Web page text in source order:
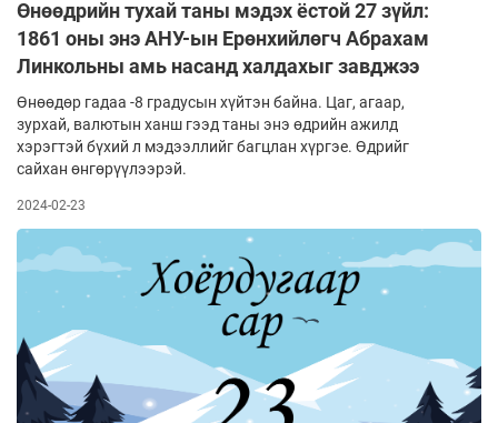
Өнөөдрийн тухай таны мэдэх ёстой 27 зүйл:
1861 оны энэ АНУ-ын Ерөнхийлөгч Абрахам
Линкольны амь насанд халдахыг завджээ
Өнөөдөр гадаа -8 градусын хүйтэн байна. Цаг, агаар,
зурхай, валютын ханш гээд таны энэ өдрийн ажилд
хэрэгтэй бүхий л мэдээллийг багцлан хүргэе. Өдрийг
сайхан өнгөрүүлээрэй.
2024-02-23